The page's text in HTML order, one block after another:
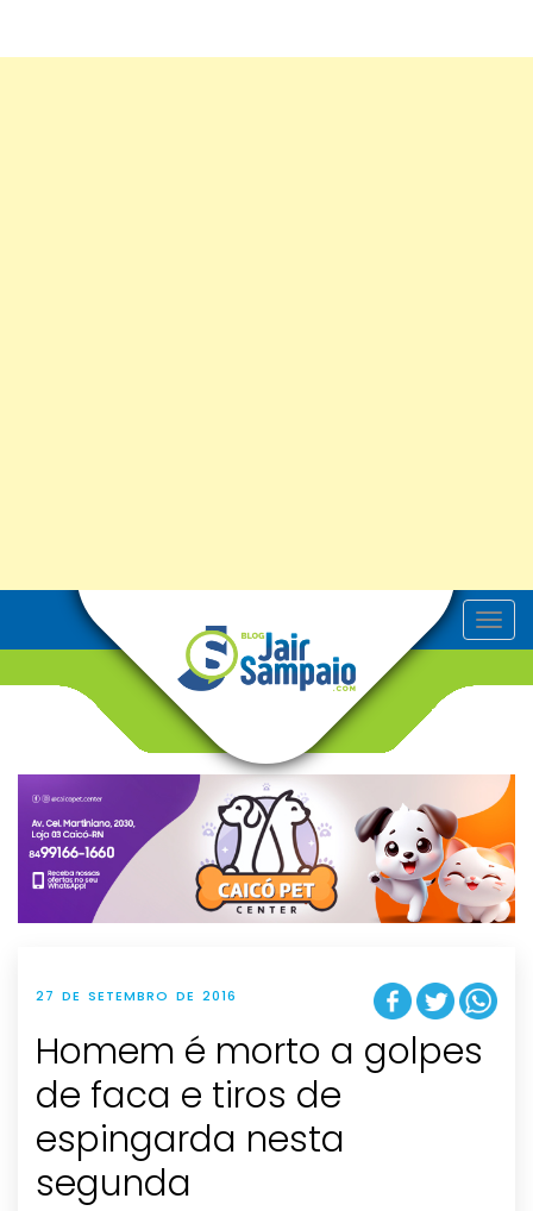
T
o
v
g
t
i
o
n
27 DE SETEMBRO DE 2016
Homem é morto a golpes
de faca e tiros de
espingarda nesta
segunda